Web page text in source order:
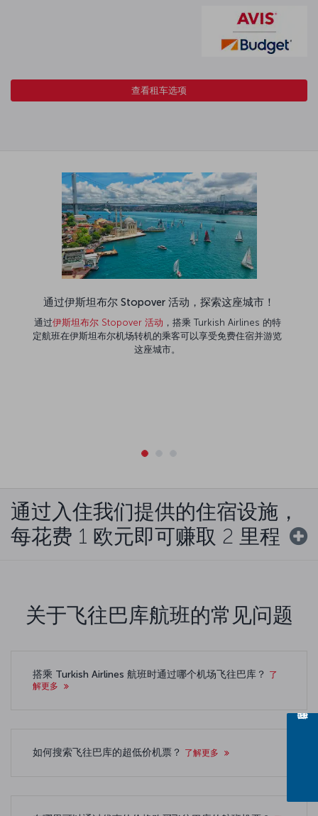
查看租车选项
通过伊斯坦布尔 Stopover 活动，探索这座城市！
通过伊斯坦布尔 Stopover 活动 ，搭乘 Turkish Airlines 的特
定航班在伊斯坦布尔机场转机的乘客可以享受免费住宿并游览
这座城市。
通过入住我们提供的住宿设施，
每花费 1 欧元即可赚取 2 里程
关于飞往巴库航班的常见问题
搭乘 Turkish Airlines 航班时通过哪个机场飞往巴库？ 了
解更多
如何搜索飞往巴库的超低价机票？ 了解更多